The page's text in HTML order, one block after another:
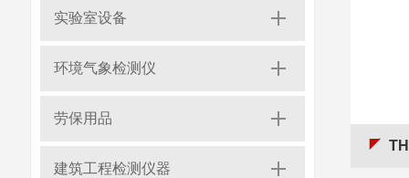
实验室设备
环境气象检测仪
劳保用品
建筑工程检测仪器